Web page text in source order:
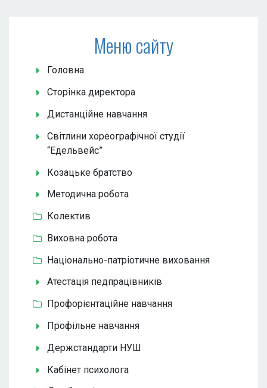
Меню сайту
Головна
Сторінка директора
Дистанційне навчання
Світлини хореографічної студії
“Едельвейс”
Козацьке братство
Методична робота
Колектив
Виховна робота
Національно-патріотичне виховання
Атестація педпрацівників
Профорієнтаційне навчання
Профільне навчання
Держстандарти НУШ
Кабінет психолога